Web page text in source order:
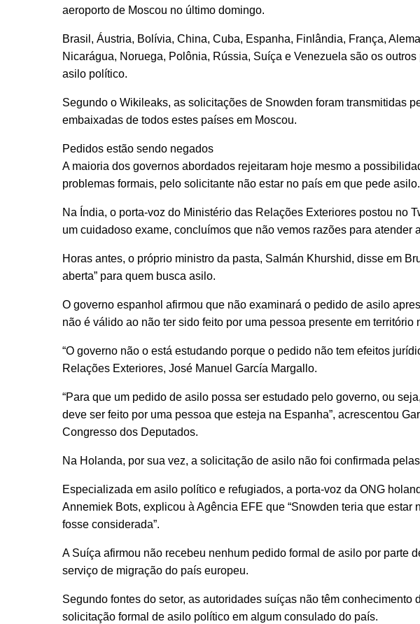
aeroporto de Moscou no último domingo.
Brasil, Áustria, Bolívia, China, Cuba, Espanha, Finlândia, França,
Nicarágua, Noruega, Polônia, Rússia, Suíça e Venezuela são os
asilo político.
Segundo o Wikileaks, as solicitações de Snowden foram transmitidas
embaixadas de todos estes países em Moscou.
Pedidos estão sendo negados
A maioria dos governos abordados rejeitaram hoje mesmo a
problemas formais, pelo solicitante não estar no país em que pede asilo.
Na Índia, o porta-voz do Ministério das Relações Exteriores postou no
um cuidadoso exame, concluímos que não vemos razões para atender
Horas antes, o próprio ministro da pasta, Salmán Khurshid, disse em
aberta” para quem busca asilo.
O governo espanhol afirmou que não examinará o pedido de asilo
não é válido ao não ter sido feito por uma pessoa presente em território
“O governo não o está estudando porque o pedido não tem efeitos
Relações Exteriores, José Manuel García Margallo.
“Para que um pedido de asilo possa ser estudado pelo governo, ou
deve ser feito por uma pessoa que esteja na Espanha”, acrescentou
Congresso dos Deputados.
Na Holanda, por sua vez, a solicitação de asilo não foi confirmada
Especializada em asilo político e refugiados, a porta-voz da ONG
Annemiek Bots, explicou à Agência EFE que “Snowden teria que estar
fosse considerada”.
A Suíça afirmou não recebeu nenhum pedido formal de asilo por parte
serviço de migração do país europeu.
Segundo fontes do setor, as autoridades suíças não têm conhecimento
solicitação formal de asilo político em algum consulado do país.